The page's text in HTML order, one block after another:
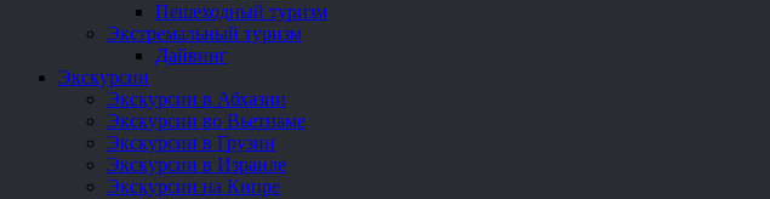
Пешеходный туризм
Экстремальный туризм
Дайвинг
Экскурсии
Экскурсии в Абхазии
Экскурсии во Вьетнаме
Экскурсии в Грузии
Экскурсии в Израиле
Экскурсии на Кипре